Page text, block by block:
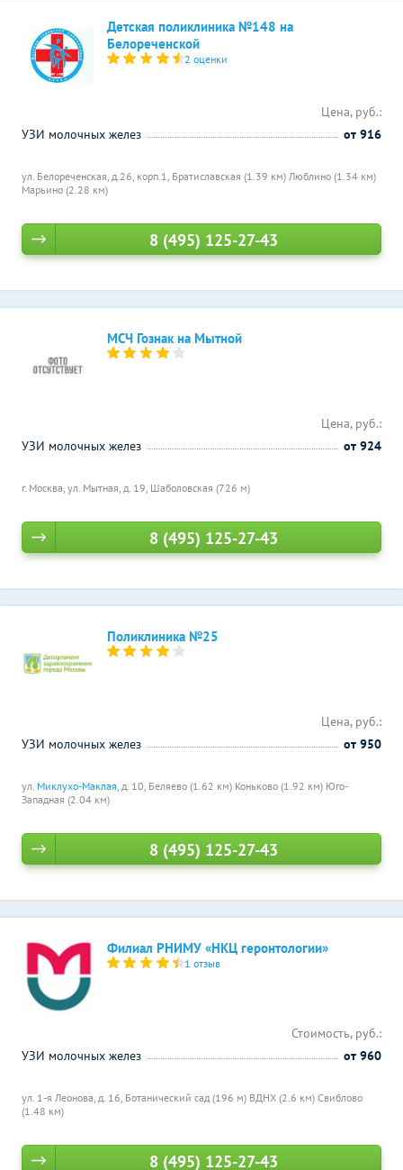
Детская поликлиника №148 на
Белореченской
2 оценки
ул. Белорeченская, д.26, корп.1, Братиславская (1.39 км) Люблино (1.34 км)
Марьино (2.28 км)
Цена, руб.:
УЗИ молочных желез
от 916
8 (495) 125-27-43
МСЧ Гознак на Мытной
г. Москва, ул. Мытная, д. 19, Шаболовская (726 м)
Цена, руб.:
УЗИ молочных желез
от 924
8 (495) 125-27-43
Поликлиника №25
ул. Миклухо-Маклая, д. 10, Беляево (1.62 км) Коньково (1.92 км) Юго-
Западная (2.04 км)
Цена, руб.:
УЗИ молочных желез
от 950
8 (495) 125-27-43
Филиал РНИМУ «НКЦ геронтологии»
1 отзыв
ул. 1-я Леонова, д. 16, Ботанический сад (196 м) ВДНХ (2.6 км) Свиблово
(1.48 км)
Стоимость, руб.:
УЗИ молочных желез
от 960
8 (495) 125-27-43